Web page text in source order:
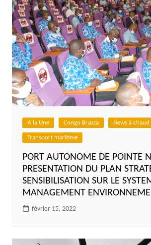
A la Une Congo Brazza News à chaud
Transport maritime
PORT AUTONOME DE POINTE
PRESENTATION DU PLAN
SENSIBILISATION SUR LE
MANAGEMENT
février 15, 2022